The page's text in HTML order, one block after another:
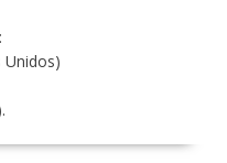
Unidos)